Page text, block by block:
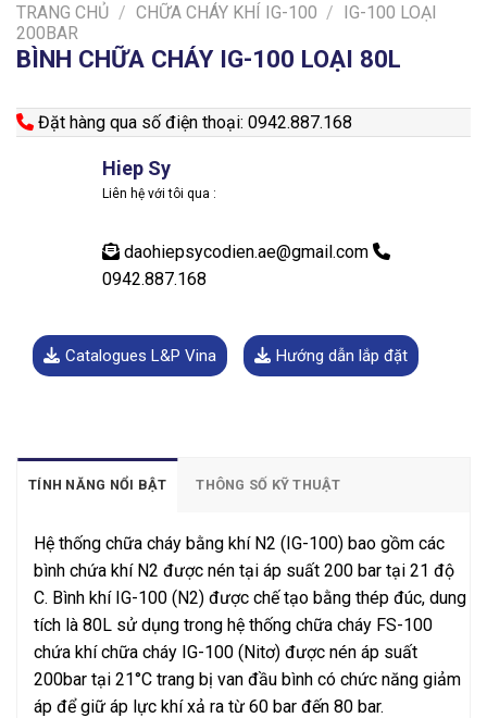
TRANG CHỦ / CHỮA CHÁY KHÍ IG-100 / IG-100 LOẠI
200BAR
BÌNH CHỮA CHÁY IG-100 LOẠI 80L
Đặt hàng qua số điện thoại: 0942.887.168
Hiep Sy
Liên hệ với tôi qua :
daohiepsycodien.ae@gmail.com
0942.887.168
Catalogues L&P Vina Hướng dẫn lắp đặt
TÍNH NĂNG NỔI BẬT THÔNG SỐ KỸ THUẬT
Hệ thống chữa cháy bằng khí N2 (IG-100) bao gồm các
bình chứa khí N2 được nén tại áp suất 200 bar tại 21 độ
C. Bình khí IG-100 (N2) được chế tạo bằng thép đúc, dung
tích là 80L sử dụng trong hệ thống chữa cháy FS-100
chứa khí chữa cháy IG-100 (Nitơ) được nén áp suất
200bar tại 21°C trang bị van đầu bình có chức năng giảm
áp để giữ áp lực khí xả ra từ 60 bar đến 80 bar.